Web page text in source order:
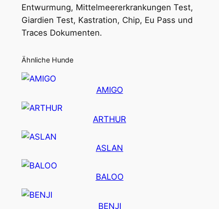
Entwurmung, Mittelmeererkrankungen Test,
Giardien Test, Kastration, Chip, Eu Pass und
Traces Dokumenten.
Ähnliche Hunde
AMIGO
ARTHUR
ASLAN
BALOO
BENJI